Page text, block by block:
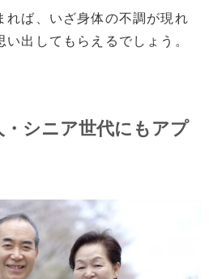
れば、いざ身体の不調が現れ
出してもらえるでしょう。
シニア世代にもアプ